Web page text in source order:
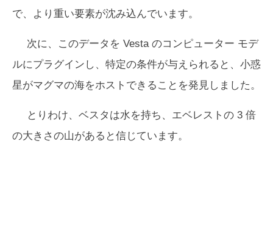
で、より重い要素が沈み込んでいます。
次に、このデータを Vesta のコンピューター モデ
ルにプラグインし、特定の条件が与えられると、小惑
星がマグマの海をホストできることを発見しました。
とりわけ、ベスタは水を持ち、エベレストの 3 倍
の大きさの山があると信じています。